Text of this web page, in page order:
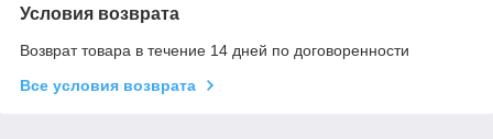
Условия возврата
Возврат товара в течение 14 дней по договоренности
Все условия возврата